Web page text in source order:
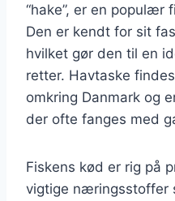
“hake”, er en populær
Den er kendt for sit
hvilket gør den til en
retter. Havtaske
omkring Danmark og
der ofte fanges med
Fiskens kød er rig på
vigtige næringsstoffer